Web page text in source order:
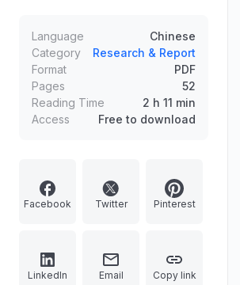
Language
Chinese
Category
Research & Report
Format
PDF
Pages
52
Reading Time
2 h 11 min
Access
Free to download
Facebook Twitter Pinterest
LinkedIn Email Copy link